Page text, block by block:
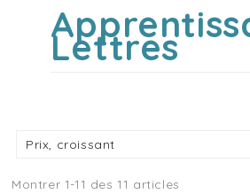
Lettres
Prix, croissant
Montrer 1-11 des 11 articles